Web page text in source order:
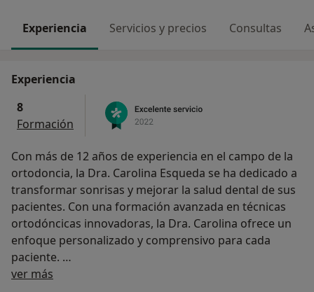
Experiencia Servicios y precios Consultas
Experiencia
8
Formación
Con más de 12 años de experiencia en el campo de la
ortodoncia, la Dra. Carolina Esqueda se ha dedicado a
transformar sonrisas y mejorar la salud dental de sus
pacientes. Con una formación avanzada en técnicas
ortodóncicas innovadoras, la Dra. Carolina ofrece un
enfoque personalizado y comprensivo para cada
paciente.
Su enfoque está centrado en el paciente, ofreciendo
ver más